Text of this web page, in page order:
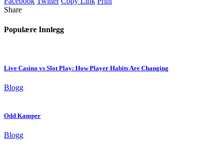
Share
Populære Innlegg
Live Casino vs Slot Play: How Player Habits Are Changing
Blogg
Odd Kamper
Blogg